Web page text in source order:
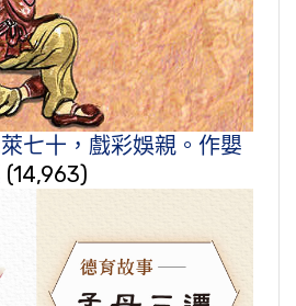
萊七十，戲彩娛親。作嬰
(14,963)